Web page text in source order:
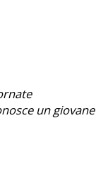
un giovane